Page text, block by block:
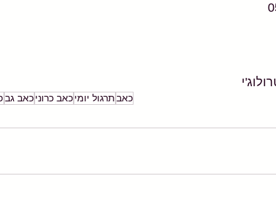
כאבתרגול יומיכאב כרוניכאב גב